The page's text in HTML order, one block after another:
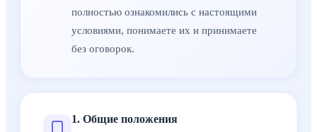
полностью ознакомились с настоящими
условиями, понимаете их и принимаете
без оговорок.
1. Общие положения